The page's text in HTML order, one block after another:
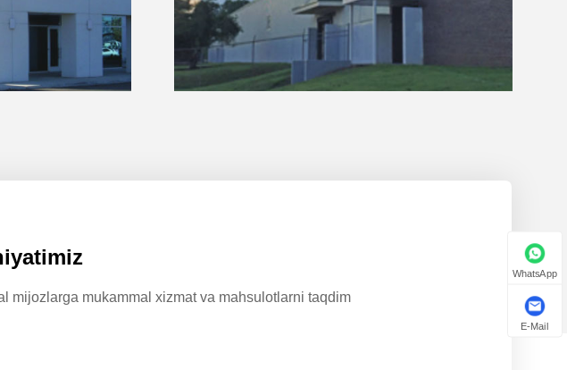
mijozlarga mukammal xizmat va mahsulotlarni taqdim
WhatsApp
E-Mail